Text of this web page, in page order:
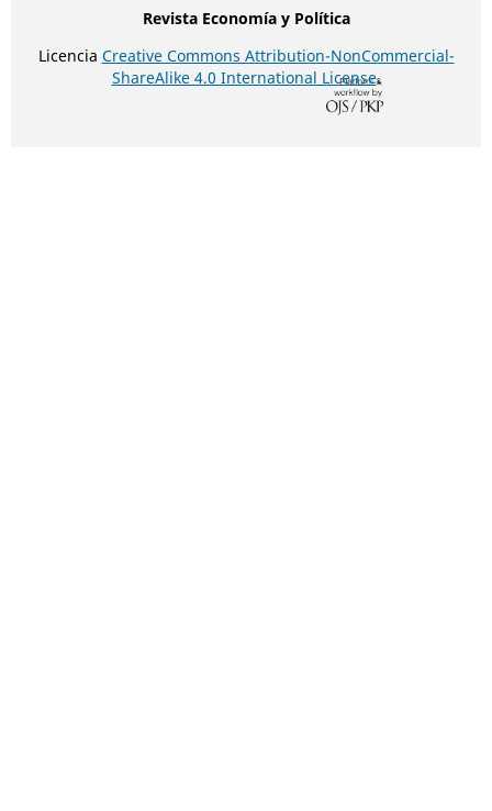
Revista Economía y Política
Licencia Creative Commons Attribution-NonCommercial-
ShareAlike 4.0 International License.